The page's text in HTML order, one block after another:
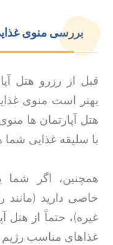
بررسی منوی
قبل از رزرو هتل
بهتر است منوی
هتل آپارتمان ها
با سلیقه غذایی شما
همچنین، اگر شما
خاصی دارید (مانند
غیره)، حتماً از هتل
غذاهای مناسب رژیم